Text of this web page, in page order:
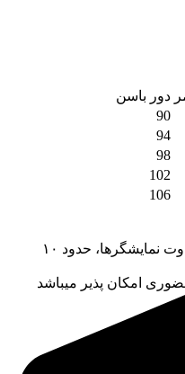
دور باسن
90
94
98
102
106
_به دلیل عکاسی با گوشی و تفاوت نمایشگرها، حدود ۱۰
امکان پذیر میباشد